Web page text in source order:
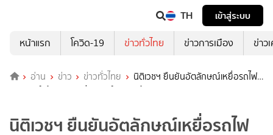
TH
เข้าสู่ระบบ
หน้าแรก
โควิด-19 ข่าวทั่วไทย ข่าวการเมือง ข่าว
อ่าน ข่าว ข่าวทั่วไทย
นิติเวชฯ ยืนยันอัตลักษณ์เหยื่อรถไฟ
ชนรถเมล์แล้ว 7 ราย เร่งพิสูจน์รายสุดท้าย
นิติเวชฯ ยืนยันอัตลักษณ์เหยื่อรถไฟ